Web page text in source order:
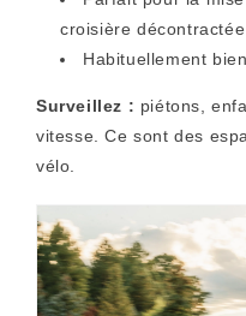
croisière décontractée
Habituellement
Surveillez : piétons,
vitesse. Ce sont des
vélo.